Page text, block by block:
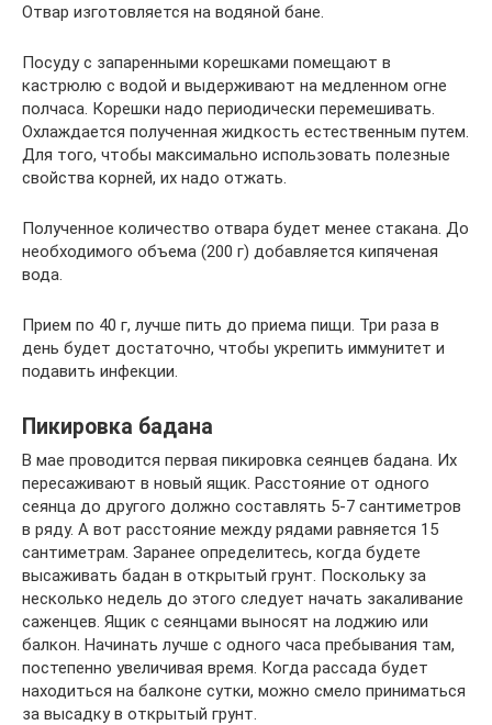
Отвар изготовляется на водяной бане.
Посуду с запаренными корешками помещают в
кастрюлю с водой и выдерживают на медленном огне
полчаса. Корешки надо периодически перемешивать.
Охлаждается полученная жидкость естественным путем.
Для того, чтобы максимально использовать полезные
свойства корней, их надо отжать.
Полученное количество отвара будет менее стакана. До
необходимого объема (200 г) добавляется кипяченая
вода.
Прием по 40 г, лучше пить до приема пищи. Три раза в
день будет достаточно, чтобы укрепить иммунитет и
подавить инфекции.
Пикировка бадана
В мае проводится первая пикировка сеянцев бадана. Их
пересаживают в новый ящик. Расстояние от одного
сеянца до другого должно составлять 5-7 сантиметров
в ряду. А вот расстояние между рядами равняется 15
сантиметрам. Заранее определитесь, когда будете
высаживать бадан в открытый грунт. Поскольку за
несколько недель до этого следует начать закаливание
саженцев. Ящик с сеянцами выносят на лоджию или
балкон. Начинать лучше с одного часа пребывания там,
постепенно увеличивая время. Когда рассада будет
находиться на балконе сутки, можно смело приниматься
за высадку в открытый грунт.